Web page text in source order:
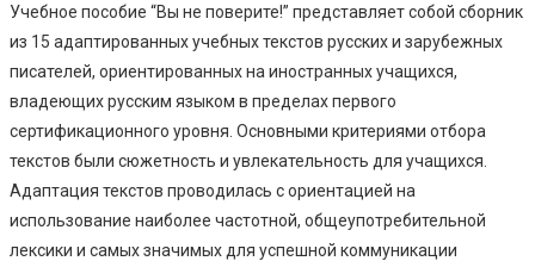
Учебное пособие “Вы не поверите!” представляет собой сборник
из 15 адаптированных учебных текстов русских и зарубежных
писателей, ориентированных на иностранных учащихся,
владеющих русским языком в пределах первого
сертификационного уровня. Основными критериями отбора
текстов были сюжетность и увлекательность для учащихся.
Адаптация текстов проводилась с ориентацией на
использование наиболее частотной, общеупотребительной
лексики и самых значимых для успешной коммуникации